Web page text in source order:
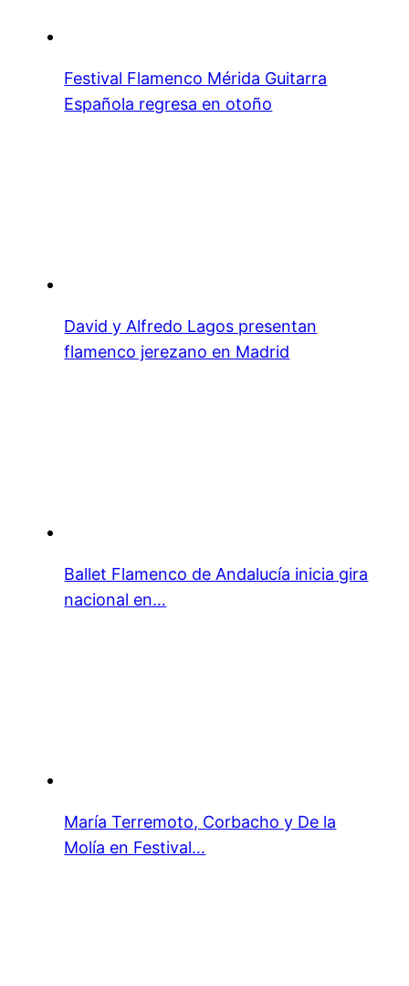
Festival Flamenco Mérida Guitarra
Española regresa en otoño
David y Alfredo Lagos presentan
flamenco jerezano en Madrid
Ballet Flamenco de Andalucía inicia gira
nacional en…
María Terremoto, Corbacho y De la
Molía en Festival…